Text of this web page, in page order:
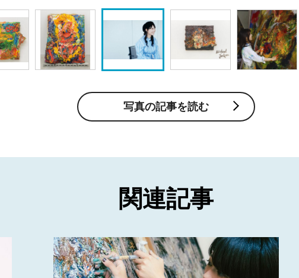
写真の記事を読む
関連記事